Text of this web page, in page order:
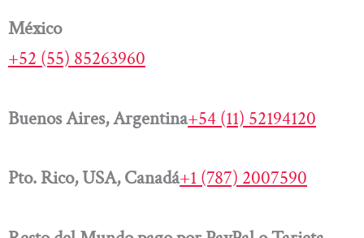
México
+52 (55) 85263960
Buenos Aires, Argentina+54 (11) 52194120
Pto. Rico, USA, Canadá+1 (787) 2007590